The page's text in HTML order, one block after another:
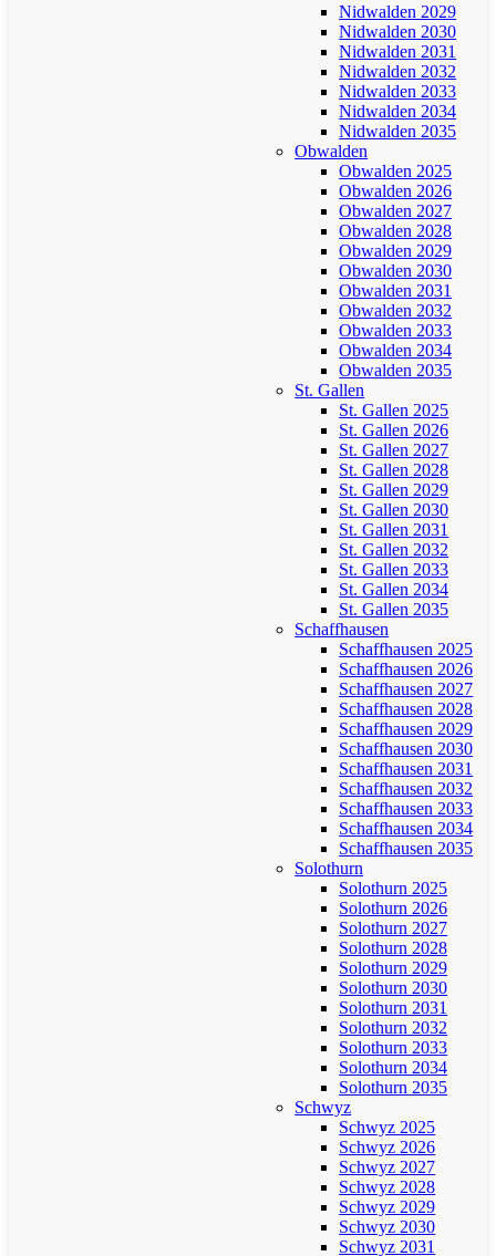
Nidwalden 2029
Nidwalden 2030
Nidwalden 2031
Nidwalden 2032
Nidwalden 2033
Nidwalden 2034
Nidwalden 2035
Obwalden
Obwalden 2025
Obwalden 2026
Obwalden 2027
Obwalden 2028
Obwalden 2029
Obwalden 2030
Obwalden 2031
Obwalden 2032
Obwalden 2033
Obwalden 2034
Obwalden 2035
St. Gallen
St. Gallen 2025
St. Gallen 2026
St. Gallen 2027
St. Gallen 2028
St. Gallen 2029
St. Gallen 2030
St. Gallen 2031
St. Gallen 2032
St. Gallen 2033
St. Gallen 2034
St. Gallen 2035
Schaffhausen
Schaffhausen 2025
Schaffhausen 2026
Schaffhausen 2027
Schaffhausen 2028
Schaffhausen 2029
Schaffhausen 2030
Schaffhausen 2031
Schaffhausen 2032
Schaffhausen 2033
Schaffhausen 2034
Schaffhausen 2035
Solothurn
Solothurn 2025
Solothurn 2026
Solothurn 2027
Solothurn 2028
Solothurn 2029
Solothurn 2030
Solothurn 2031
Solothurn 2032
Solothurn 2033
Solothurn 2034
Solothurn 2035
Schwyz
Schwyz 2025
Schwyz 2026
Schwyz 2027
Schwyz 2028
Schwyz 2029
Schwyz 2030
Schwyz 2031